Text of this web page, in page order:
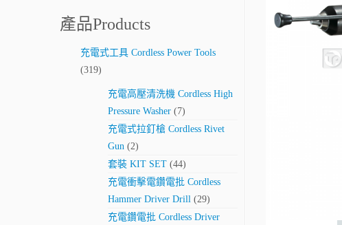
產品Products
充電式工具 Cordless Power Tools
(319)
充電高壓清洗機 Cordless High
Pressure Washer (7)
充電式拉釘槍 Cordless Rivet
Gun (2)
套裝 KIT SET (44)
充電衝擊電鑽電批 Cordless
Hammer Driver Drill (29)
充電鑽電批 Cordless Driver